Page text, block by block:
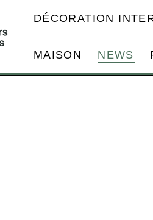
DÉCORATION
MAISON NEWS